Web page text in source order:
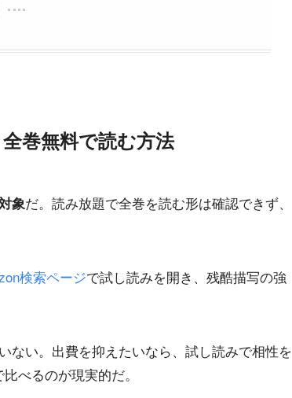
巻無料で読む方法
象だ。読み放題で全巻を読む形は確認できず、
検索ページで試し読みを開き、残酷描写の強
ない。出費を抑えたいなら、試し読みで相性を
べるのが現実的だ。